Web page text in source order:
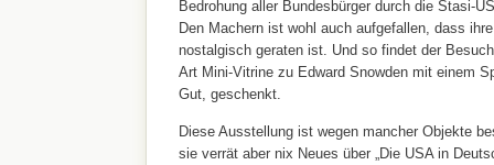
Bedrohung aller Bundesbürger durch die Stasi-
Den Machern ist wohl auch aufgefallen, dass
nostalgisch geraten ist. Und so findet der
Art Mini-Vitrine zu Edward Snowden mit einem
Gut, geschenkt.
Diese Ausstellung ist wegen mancher Objekte
sie verrät aber nix Neues über „Die USA in